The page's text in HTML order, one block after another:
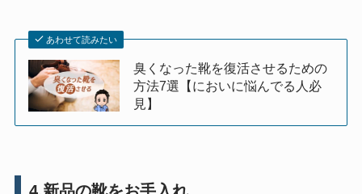
あわせて読みたい
臭くなった靴を復活させるための
方法7選【においに悩んでる人必
見】